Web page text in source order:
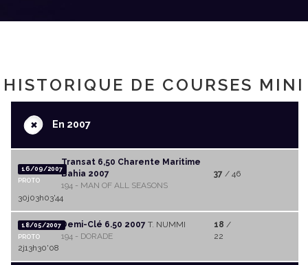
HISTORIQUE DE COURSES MINI
+En 2007
16/09/2007
PROTO
Transat 6,50 Charente Maritime
Bahia 2007
194 - MAN OF ALL SEASONS
37 / 46
30j03h03'44
18/05/2007
PROTO
Demi-Clé 6.50 2007 T. NUMMI
194 - DORADE
18 /
22
2j13h30'08